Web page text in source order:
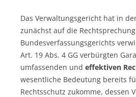
Das Verwaltungsgericht hat in
zunächst auf die
Bundesverfassungsgerichts
Art. 19 Abs. 4 GG verbürgten
umfassenden und effektiven
wesentliche Bedeutung bereits
Rechtsschutz zukomme, dessen